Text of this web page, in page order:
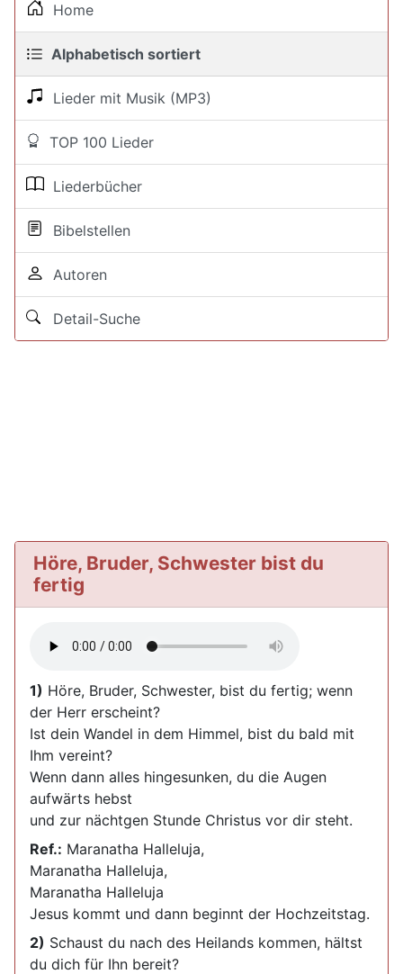
Home
Alphabetisch sortiert
Lieder mit Musik (MP3)
TOP 100 Lieder
Liederbücher
Bibelstellen
Autoren
Detail-Suche
Höre, Bruder, Schwester bist du
fertig
1) Höre, Bruder, Schwester, bist du fertig; wenn
der Herr erscheint?
Ist dein Wandel in dem Himmel, bist du bald mit
Ihm vereint?
Wenn dann alles hingesunken, du die Augen
aufwärts hebst
und zur nächtgen Stunde Christus vor dir steht.
Ref.: Maranatha Halleluja,
Maranatha Halleluja,
Maranatha Halleluja
Jesus kommt und dann beginnt der Hochzeitstag.
2) Schaust du nach des Heilands kommen, hältst
du dich für Ihn bereit?